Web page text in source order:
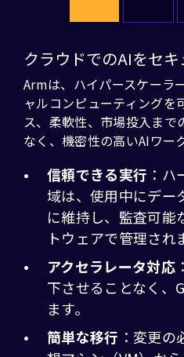
クラウドでのAIをセキ
Armは、ハイパースケーラ
ャルコンピューティングを
ス、柔軟性、市場投入まで
なく、機密性の高いAIワー
信頼できる実行 ：
域は、使用中にデー
に維持し、監査可能
トウェアで管理され
アクセラレータ対応
下させることなく、
ます。
簡単な移行 ：変更